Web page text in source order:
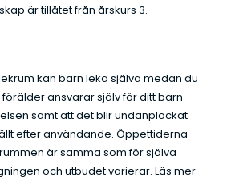
är tillåtet från årskurs 3.
kan barn leka själva medan du
förälder ansvarar själv för ditt barn
samt att det blir undanplockat
efter användande. Öppettiderna
är samma som för själva
och utbudet varierar. Läs mer